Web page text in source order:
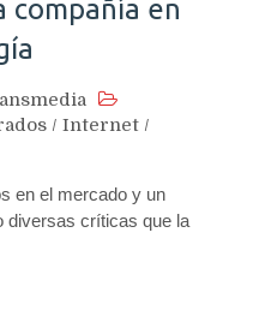
compañía en
/ Internet /
en el mercado y un
diversas críticas que la